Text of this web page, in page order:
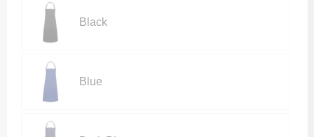
Black
Blue